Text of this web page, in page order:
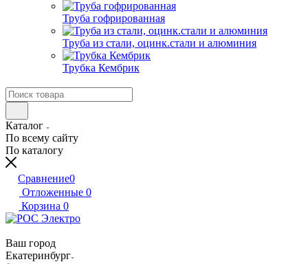
Труба гофрированная
Труба из стали, оцинк.стали и алюминия
Трубка Кембрик
Каталог
По всему сайту
По каталогу
Сравнение0
Отложенные 0
Корзина 0
Ваш город
Екатеринбург